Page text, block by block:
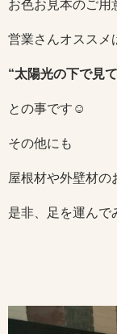
お色お見本のご用
営業さんオススメ
“太陽光の下で見
との事です☺
その他にも
屋根材や外壁材の
是非、足を運んで